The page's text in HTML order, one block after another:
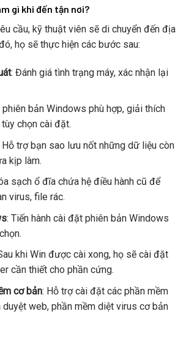
gì khi đến tận nơi?
cầu, kỹ thuật viên sẽ di chuyển đến địa
họ sẽ thực hiện các bước sau:
: Đánh giá tình trạng máy, xác nhận lại
bản Windows phù hợp, giải thích
chọn cài đặt.
Hỗ trợ bạn sao lưu nốt những dữ liệu còn
kịp làm.
sạch ổ đĩa chứa hệ điều hành cũ để
virus, file rác.
: Tiến hành cài đặt phiên bản Windows
khi Win được cài xong, họ sẽ cài đặt
cần thiết cho phần cứng.
cơ bản: Hỗ trợ cài đặt các phần mềm
duyệt web, phần mềm diệt virus cơ bản